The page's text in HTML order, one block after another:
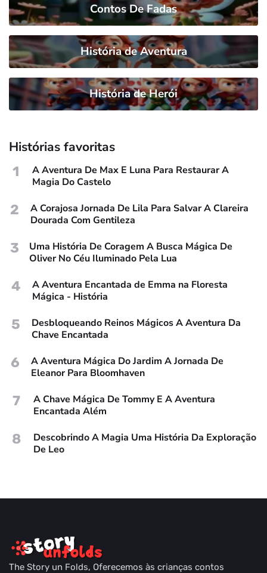
Contos De Fadas
História de Aventura
História de Herói
Histórias favoritas
1
A Aventura De Max E Luna Para Restaurar A
Magia Do Castelo
2
A Corajosa Jornada De Lila Para Salvar A Clareira
Dourada Com Gentileza
3
Uma História De Coragem A Busca Mágica De
Oliver No Céu Iluminado Pela Lua
4
A Aventura Encantada de Emma na Floresta
Mágica - História
5
Desbloqueando Reinos Mágicos A Aventura Da
Chave Encantada
6
A Aventura Mágica Do Jardim A Jornada De
Eleanor Para Bloomhaven
7
A Chave Mágica De Tommy E A Aventura
Encantada Além
8
Descobrindo A Magia Uma História Da Exploração
De Leo
The Story un Folds, Oferecemos às crianças contos